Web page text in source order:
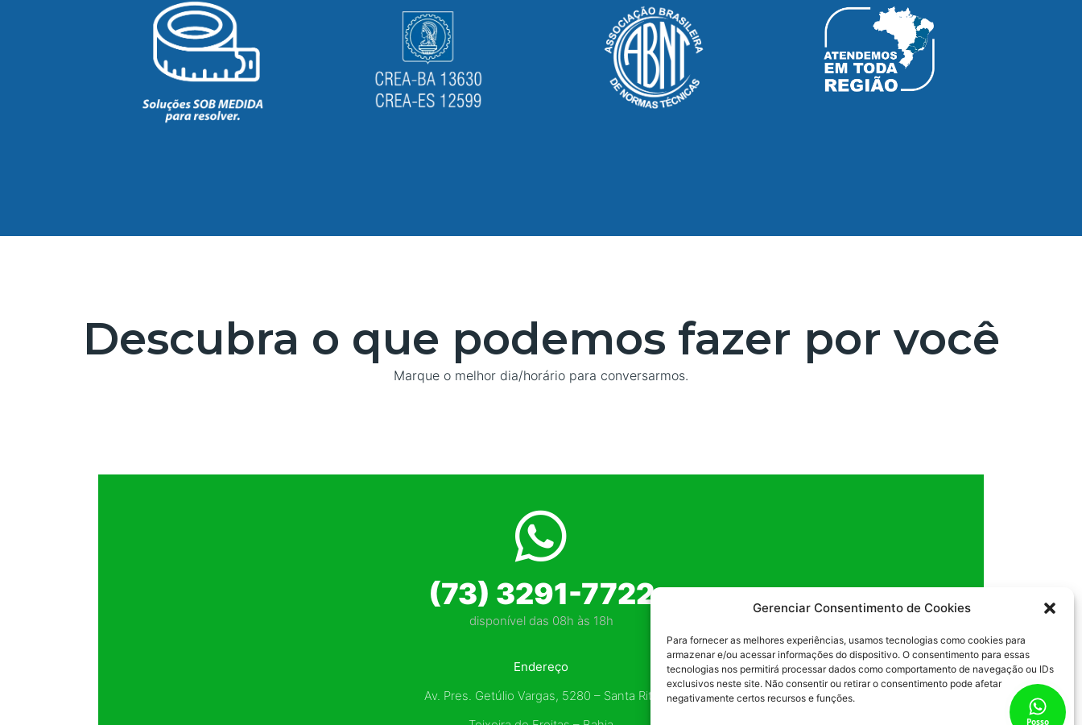
Gerenciar Consentimento de Cookies
Para fornecer as melhores experiências, usamos tecnologias como cookies para
armazenar e/ou acessar informações do dispositivo. O consentimento para essas
tecnologias nos permitirá processar dados como comportamento de navegação ou IDs
exclusivos neste site. Não consentir ou retirar o consentimento pode afetar
negativamente certos recursos e funções.
Descubra o que podemos fazer por você
Marque o melhor dia/horário para conversarmos.
(73) 3291-7722
disponível das 08h às 18h
Endereço
Av. Pres. Getúlio Vargas, 5280 – Santa Rita
Posso